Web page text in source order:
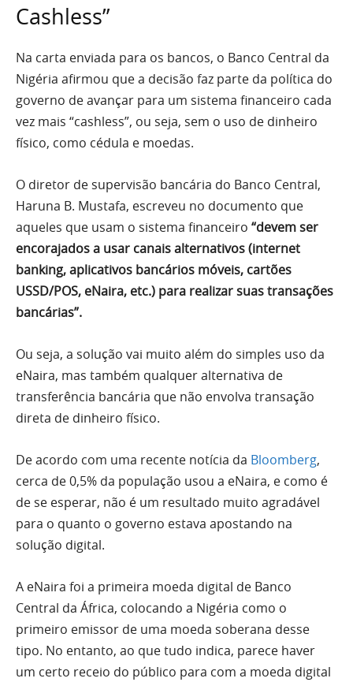
Cashless”
Na carta enviada para os bancos, o Banco Central da
Nigéria afirmou que a decisão faz parte da política do
governo de avançar para um sistema financeiro cada
vez mais “cashless”, ou seja, sem o uso de dinheiro
físico, como cédula e moedas.
O diretor de supervisão bancária do Banco Central,
Haruna B. Mustafa, escreveu no documento que
aqueles que usam o sistema financeiro “devem ser
encorajados a usar canais alternativos (internet
banking, aplicativos bancários móveis, cartões
USSD/POS, eNaira, etc.) para realizar suas transações
bancárias”.
Ou seja, a solução vai muito além do simples uso da
eNaira, mas também qualquer alternativa de
transferência bancária que não envolva transação
direta de dinheiro físico.
De acordo com uma recente notícia da Bloomberg,
cerca de 0,5% da população usou a eNaira, e como é
de se esperar, não é um resultado muito agradável
para o quanto o governo estava apostando na
solução digital.
A eNaira foi a primeira moeda digital de Banco
Central da África, colocando a Nigéria como o
primeiro emissor de uma moeda soberana desse
tipo. No entanto, ao que tudo indica, parece haver
um certo receio do público para com a moeda digital